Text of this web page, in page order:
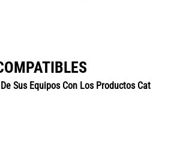
Sus Equipos Con Los Productos Cat